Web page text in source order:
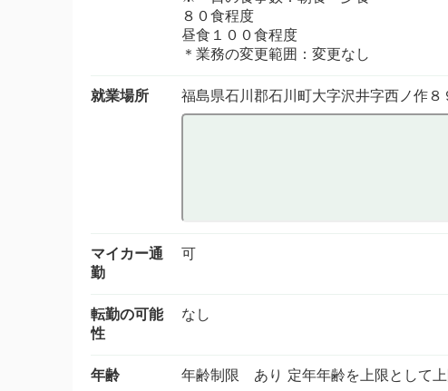
８０食程度
昼食１００食程度
＊業務の変更範囲：変更なし
就業場所 福島県石川郡石川町大字沢井字西ノ作８
マイカー通
勤
可
転勤の可能
性
なし
年齢 年齢制限 あり 定年年齢を上限として上